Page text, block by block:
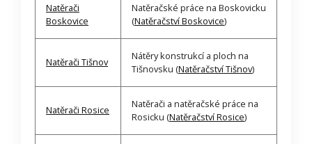
Natěrači
Boskovice
Natěračské práce na Boskovicku
(Natěračství Boskovice)
Natěrači Tišnov
Nátěry konstrukcí a ploch na
Tišnovsku (Natěračství Tišnov)
Natěrači Rosice
Natěrači a natěračské práce na
Rosicku (Natěračství Rosice)